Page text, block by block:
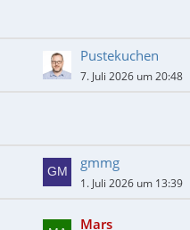
Pustekuchen
7. Juli 2026 um 20:48
gmmg
1. Juli 2026 um 13:39
Mars